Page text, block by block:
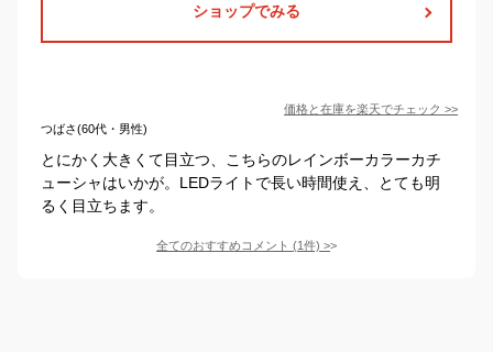
ショップでみる
価格と在庫を楽天でチェック >>
つばさ(60代・男性)
とにかく大きくて目立つ、こちらのレインボーカラーカチ
ューシャはいかが。LEDライトで長い時間使え、とても明
るく目立ちます。
全てのおすすめコメント (1件) >